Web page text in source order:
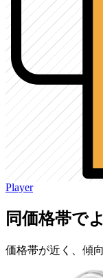
Player
同価格帯で
価格帯が近く、傾